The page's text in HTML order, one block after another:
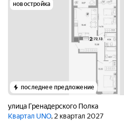
новостройка
последнее предложение
улица Гренадерского Полка
Квартал UNO, 2 квартал 2027